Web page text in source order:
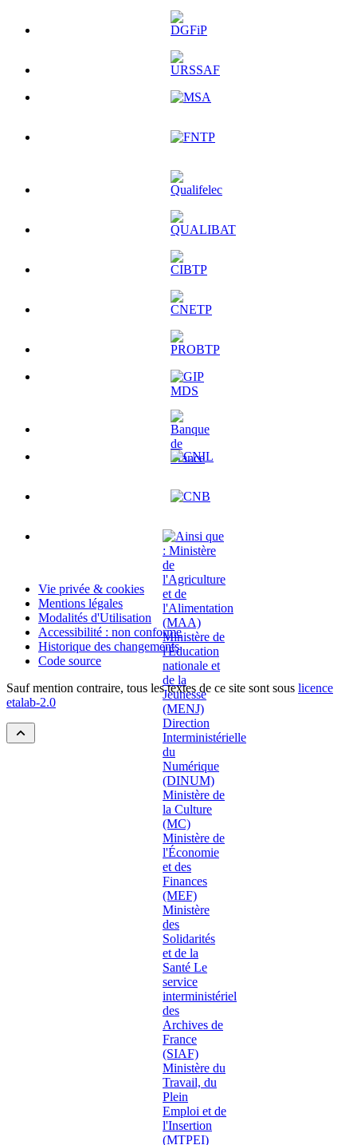
Vie privée & cookies
Mentions légales
Modalités d'Utilisation
Accessibilité : non conforme
Historique des changements
Code source
Sauf mention contraire, tous les textes de ce site sont sous licence
etalab-2.0